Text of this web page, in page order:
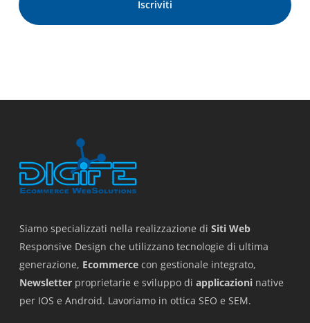
Siamo specializzati nella realizzazione di Siti Web
Responsive Design che utilizzano tecnologie di ultima
generazione, Ecommerce con gestionale integrato,
Newsletter proprietarie e sviluppo di applicazioni native
per IOS e Android. Lavoriamo in ottica SEO e SEM.